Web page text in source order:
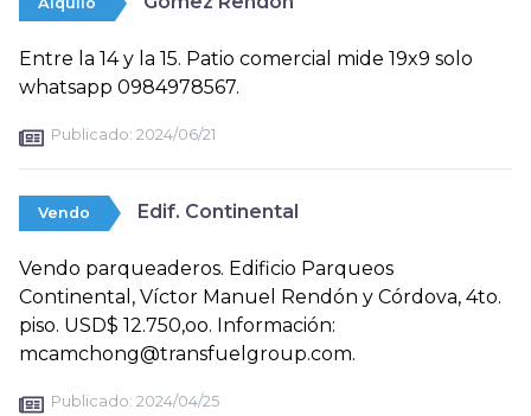
Entre la 14 y la 15. Patio comercial mide 19x9 solo
whatsapp 0984978567.
Publicado: 2024/06/21
Vendo Edif. Continental
Vendo parqueaderos. Edificio Parqueos
Continental, Víctor Manuel Rendón y Córdova, 4to.
piso. USD$ 12.750,oo. Información:
mcamchong@transfuelgroup.com.
Publicado: 2024/04/25